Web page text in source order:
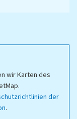
wir Karten des
der
.